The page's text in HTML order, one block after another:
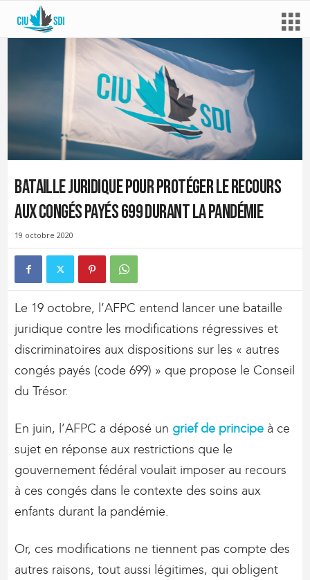
Bataille juridique pour protéger le recours
aux congés payés 699 durant la pandémie
19 octobre 2020
Le 19 octobre, l’AFPC entend lancer une bataille
juridique contre les modifications régressives et
discriminatoires aux dispositions sur les « autres
congés payés (code 699) » que propose le Conseil
du Trésor.
En juin, l’AFPC a déposé un grief de principe à ce
sujet en réponse aux restrictions que le
gouvernement fédéral voulait imposer au recours
à ces congés dans le contexte des soins aux
enfants durant la pandémie.
Or, ces modifications ne tiennent pas compte des
autres raisons, tout aussi légitimes, qui obligent